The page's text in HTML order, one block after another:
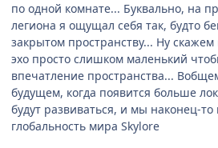
по одной комнате... Буквально, на
легиона я ощущал себя так, будто
закрытом пространству... Ну скажем
эхо просто слишком маленький
впечатление пространства...
будущем, когда появится больше
будут развиваться, и мы наконец-то
глобальность мира Skylore